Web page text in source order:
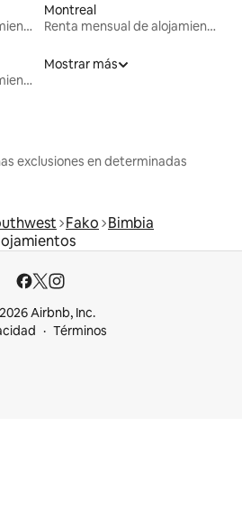
Renta mensual de alojamientos
Montreal
Renta mensual de alojamientos
Renta mensual de alojamientos
Mostrar más
exclusiones en determinadas
Fako Bimbia
Airbnb, Inc.
Términos